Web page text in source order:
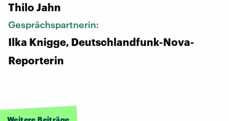
Thilo Jahn
Gesprächspartnerin:
Ilka Knigge, Deutschlandfunk-Nova-
Reporterin
Weitere Beiträge